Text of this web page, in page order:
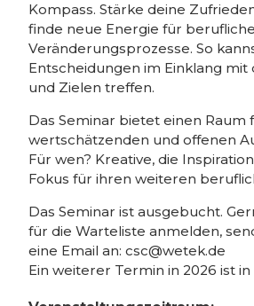
Kompass. Stärke deine
finde neue Energie für
Veränderungsprozesse. So
Entscheidungen im Einklang mit
und Zielen treffen.
Das Seminar bietet einen Raum
wertschätzenden und offenen
Für wen? Kreative, die
Fokus für ihren weiteren
Das Seminar ist ausgebucht.
für die Warteliste anmelden,
eine Email an: csc@wetek.de
Ein weiterer Termin in 2026 ist in